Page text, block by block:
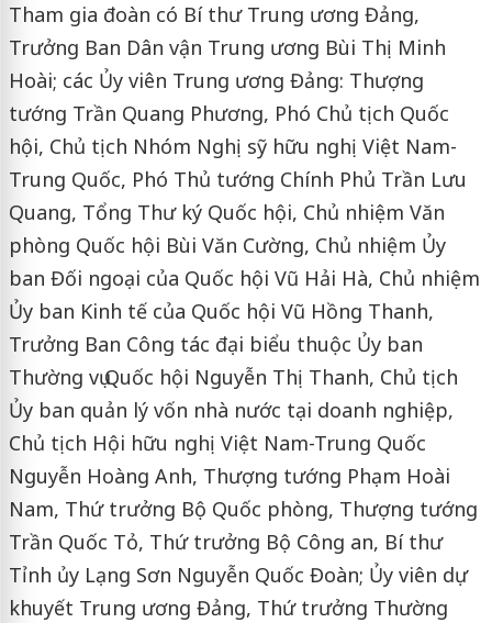
Tham gia đoàn có Bí thư Trung ương Đảng,
Trưởng Ban Dân vận Trung ương Bùi Thị Minh
Hoài; các Ủy viên Trung ương Đảng: Thượng
tướng Trần Quang Phương, Phó Chủ tịch Quốc
hội, Chủ tịch Nhóm Nghị sỹ hữu nghị Việt Nam-
Trung Quốc, Phó Thủ tướng Chính Phủ Trần Lưu
Quang, Tổng Thư ký Quốc hội, Chủ nhiệm Văn
phòng Quốc hội Bùi Văn Cường, Chủ nhiệm Ủy
ban Đối ngoại của Quốc hội Vũ Hải Hà, Chủ nhiệm
Ủy ban Kinh tế của Quốc hội Vũ Hồng Thanh,
Trưởng Ban Công tác đại biểu thuộc Ủy ban
Thường vụ Quốc hội Nguyễn Thị Thanh, Chủ tịch
Ủy ban quản lý vốn nhà nước tại doanh nghiệp,
Chủ tịch Hội hữu nghị Việt Nam-Trung Quốc
Nguyễn Hoàng Anh, Thượng tướng Phạm Hoài
Nam, Thứ trưởng Bộ Quốc phòng, Thượng tướng
Trần Quốc Tỏ, Thứ trưởng Bộ Công an, Bí thư
Tỉnh ủy Lạng Sơn Nguyễn Quốc Đoàn; Ủy viên dự
khuyết Trung ương Đảng, Thứ trưởng Thường